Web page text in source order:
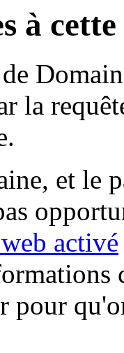
à
la
et le
activé
pour